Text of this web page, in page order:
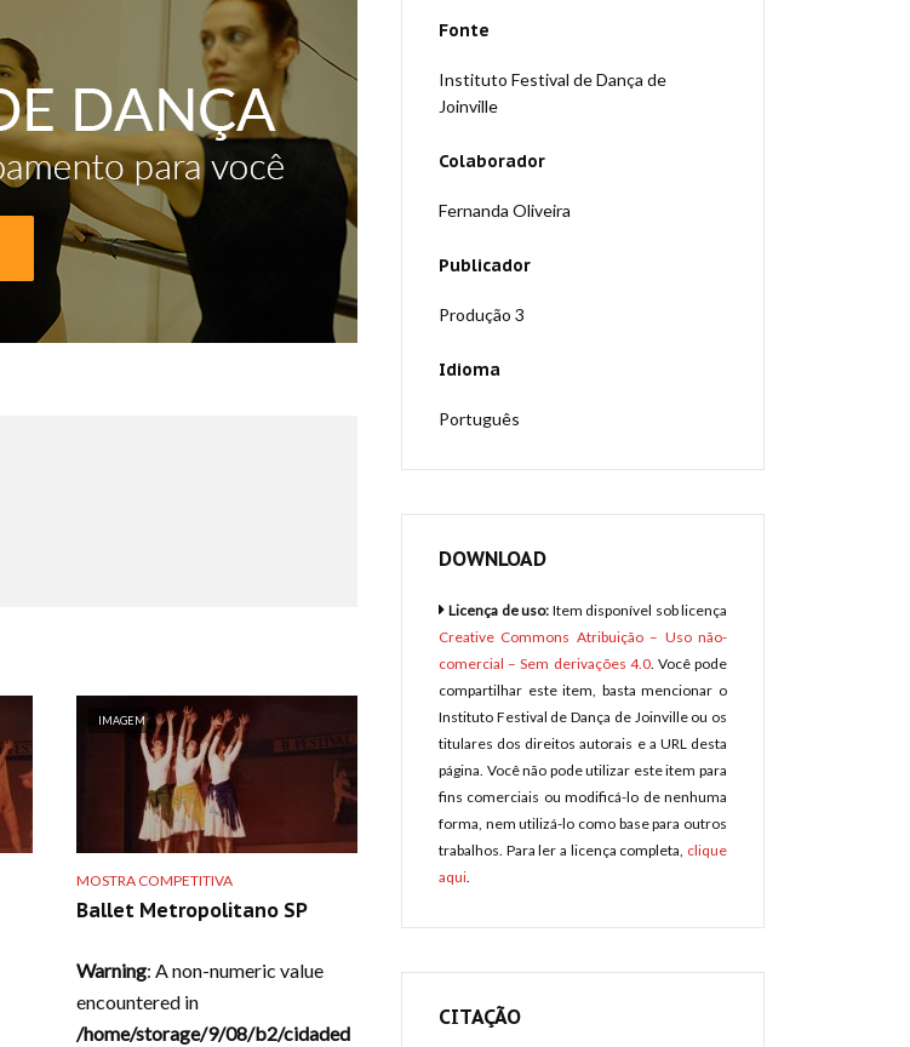
IMAGEM
MOSTRA COMPETITIVA
Ballet Metropolitano SP
Warning: A non-numeric value
encountered in
/home/storage/9/08/b2/cidaded
Fonte
Instituto Festival de Dança de
Joinville
Colaborador
Fernanda Oliveira
Publicador
Produção 3
Idioma
Português
DOWNLOAD
Licença de uso: Item disponível sob licença
Creative Commons Atribuição – Uso não-
comercial – Sem derivações 4.0. Você pode
compartilhar este item, basta mencionar o
Instituto Festival de Dança de Joinville ou os
titulares dos direitos autorais e a URL desta
página. Você não pode utilizar este item para
fins comerciais ou modificá-lo de nenhuma
forma, nem utilizá-lo como base para outros
trabalhos. Para ler a licença completa, clique
aqui.
CITAÇÃO